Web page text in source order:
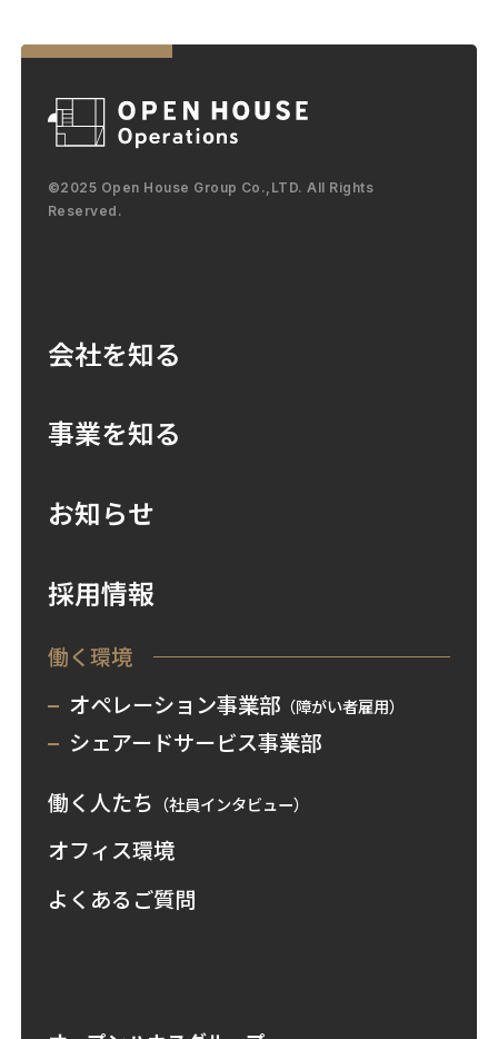
©2025 Open House Group Co.,LTD. All Rights
Reserved.
会社を知る
事業を知る
お知らせ
採用情報
働く環境
オペレーション事業部 （障がい者雇用）
シェアードサービス事業部
働く人たち （社員インタビュー）
オフィス環境
よくあるご質問